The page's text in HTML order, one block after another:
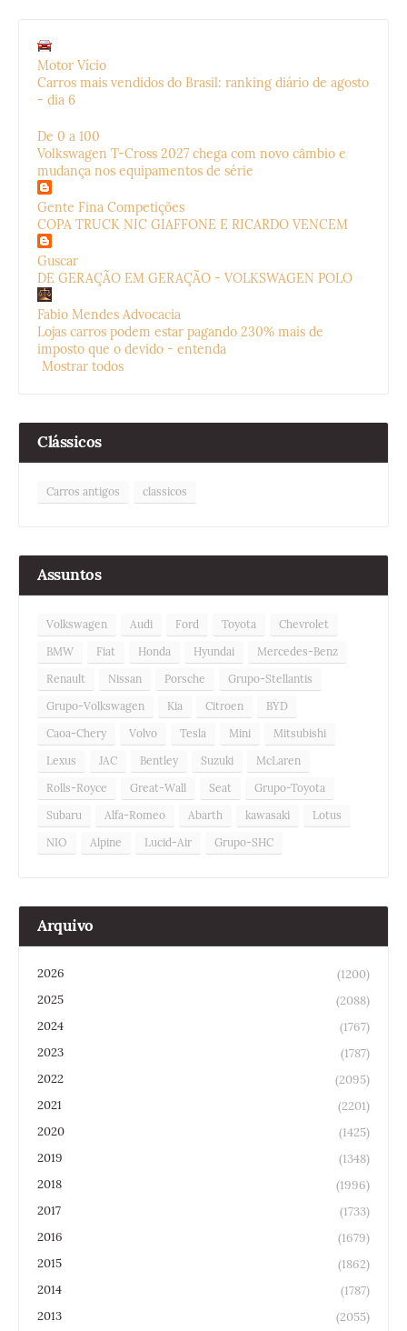
Motor Vício
Carros mais vendidos do Brasil: ranking diário de agosto
- dia 6
De 0 a 100
Volkswagen T-Cross 2027 chega com novo câmbio e
mudança nos equipamentos de série
Gente Fina Competições
COPA TRUCK NIC GIAFFONE E RICARDO VENCEM
Guscar
DE GERAÇÃO EM GERAÇÃO - VOLKSWAGEN POLO
Fabio Mendes Advocacia
Lojas carros podem estar pagando 230% mais de
imposto que o devido - entenda
Mostrar todos
Clássicos
Carros antigos classicos
Assuntos
Volkswagen Audi Ford Toyota
Chevrolet
BMW
Fiat Honda Hyundai
Mercedes-Benz
Renault
Nissan Porsche
Grupo-Stellantis
Grupo-Volkswagen
Kia Citroen
BYD
Caoa-Chery
Volvo Tesla Mini
Mitsubishi
Lexus
JAC Bentley Suzuki
McLaren
Rolls-Royce
Great-Wall Seat
Grupo-Toyota
Subaru
Alfa-Romeo Abarth kawasaki
Lotus
NIO
Alpine Lucid-Air Grupo-SHC
Arquivo
2026
(1200)
2025
(2088)
2024
(1767)
2023
(1787)
2022
(2095)
2021
(2201)
2020
(1425)
2019
(1348)
2018
(1996)
2017
(1733)
2016
(1679)
2015
(1862)
2014
(1787)
2013
(2055)